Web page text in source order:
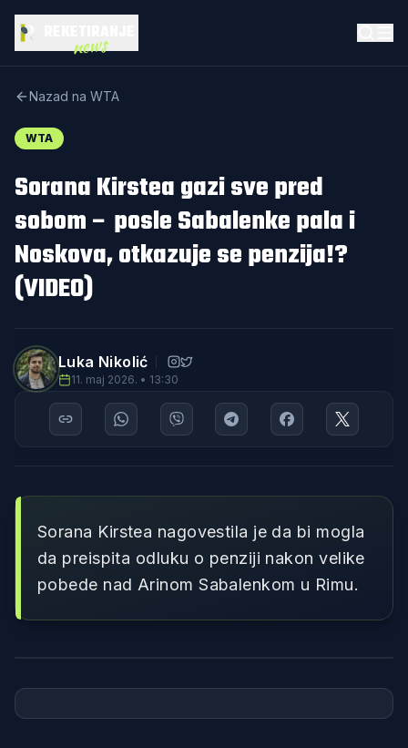
news
Nazad na WTA
WTA
Sorana Kirstea gazi sve pred
sobom – posle Sabalenke pala i
Noskova, otkazuje se penzija!?
(VIDEO)
Luka Nikolić
11. maj 2026. • 13:30
Sorana Kirstea nagovestila je da bi mogla
da preispita odluku o penziji nakon velike
pobede nad Arinom Sabalenkom u Rimu.